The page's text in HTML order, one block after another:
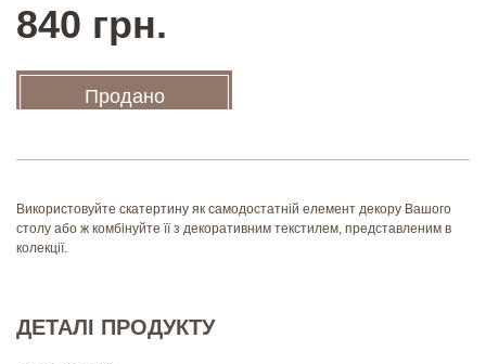
840 грн.
Продано
Використовуйте скатертину як самодостатній елемент декору Вашого
столу або ж комбінуйте її з декоративним текстилем, представленим в
колекції.
ДЕТАЛІ ПРОДУКТУ